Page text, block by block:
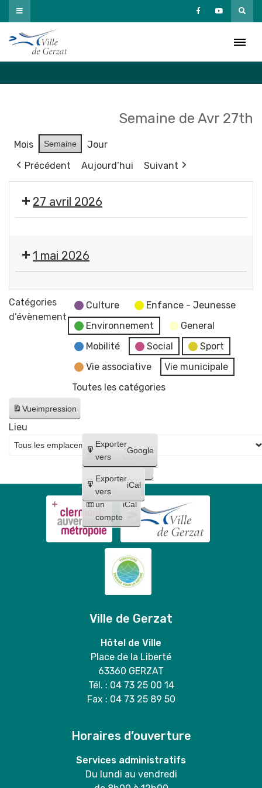
Passer
au
contenu
Semaine de Avr 27th
Mois Semaine
Jour
Précédent
Aujourd’hui Suivant
27 avril 2026
du
Conseil
municipal
1 mai 2026
des
services
Catégories
d’évènement
Culture
Enfance - Jeunesse
Environnement
General
Mobilité
Social
Sport
Vie associative
Vie municipale
Toutes les catégories
Vueimpression
Créer
un
compte
Google
Créer
un
compte
iCal
Exporter
vers
Google
Exporter
vers
iCal
Lieu
Ville de Gerzat
Hôtel de Ville
Place de la Liberté
63360 GERZAT
Tél. : 04 73 25 00 14
Fax : 04 73 25 89 50
Horaires d’ouverture
Services administratifs
Du lundi au vendredi